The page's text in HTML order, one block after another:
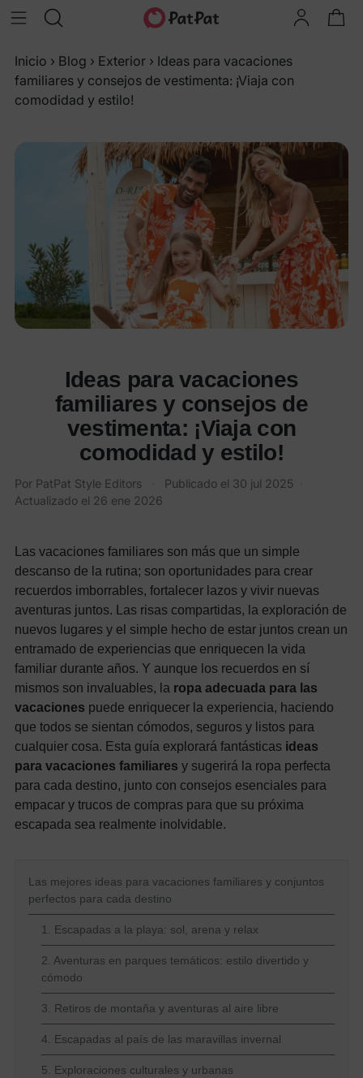
Inicio › Blog › Exterior › Ideas para vacaciones
familiares y consejos de vestimenta: ¡Viaja con
comodidad y estilo!
Ideas para vacaciones
familiares y consejos de
vestimenta: ¡Viaja con
comodidad y estilo!
Por PatPat Style Editors Publicado el 30 jul 2025
Actualizado el 26 ene 2026
Las vacaciones familiares son más que un simple
descanso de la rutina; son oportunidades para crear
recuerdos imborrables, fortalecer lazos y vivir nuevas
aventuras juntos. Las risas compartidas, la exploración de
nuevos lugares y el simple hecho de estar juntos crean un
entramado de experiencias que enriquecen la vida
familiar durante años. Y aunque los recuerdos en sí
mismos son invaluables, la ropa adecuada para las
vacaciones puede enriquecer la experiencia, haciendo
que todos se sientan cómodos, seguros y listos para
cualquier cosa. Esta guía explorará fantásticas ideas
para vacaciones familiares y sugerirá la ropa perfecta
para cada destino, junto con consejos esenciales para
empacar y trucos de compras para que su próxima
escapada sea realmente inolvidable.
Las mejores ideas para vacaciones familiares y conjuntos
perfectos para cada destino
1. Escapadas a la playa: sol, arena y relax
2. Aventuras en parques temáticos: estilo divertido y
cómodo
3. Retiros de montaña y aventuras al aire libre
4. Escapadas al país de las maravillas invernal
5. Exploraciones culturales y urbanas